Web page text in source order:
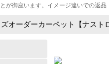
御座います。イメージ違いでの返品
オーダーカーペット【ナスト